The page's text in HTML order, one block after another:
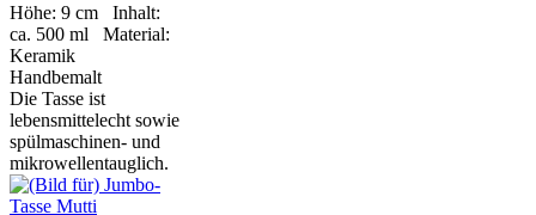
Höhe: 9 cm Inhalt:
ca. 500 ml Material:
Keramik
Handbemalt
Die Tasse ist
lebensmittelecht sowie
spülmaschinen- und
mikrowellentauglich.